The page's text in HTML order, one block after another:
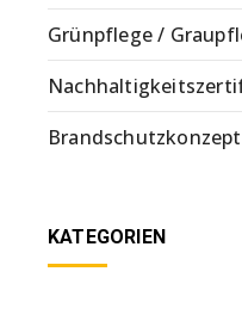
Grünpflege /
KATEGORIEN